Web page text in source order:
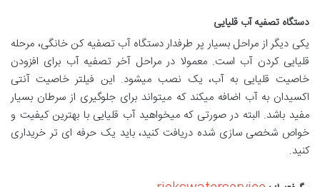
دستگاه تصفیه آب قلیایی
یکی دیگر از مراحل بسیار پر طرفدار دستگاه آب تصفیه کن خانگی، مرحله
قلیایی کردن آب است. معمولا در مراحل آخر تصفیه آب برای افزودن
خاصیت قلیایی به آب، یک نصب میشود. این فیلتر خاصیت آنتی
اکسیدان به آب اضافه میکند که میتواند برای جلوگیری از سرطان بسیار
مفید باشد. البته در صورتی که میخواهید آب قلیایی با بهترین کیفیت و
خواص شخصی سازی شده دریافت کنید، باید یک حرفه ای تر خریداری
کنید.